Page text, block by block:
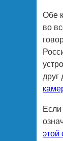
Обе
во
друг
этой